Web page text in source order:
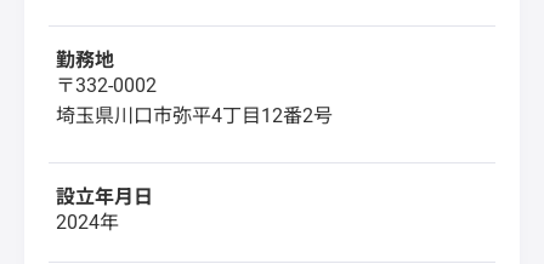
勤務地
〒332-0002
埼玉県川口市弥平4丁目12番2号
設立年月日
2024年